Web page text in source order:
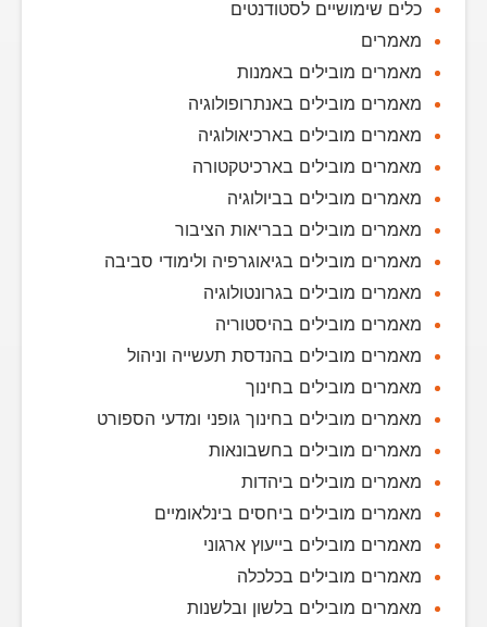
כלים שימושיים לסטודנטים
מאמרים
מאמרים מובילים באמנות
מאמרים מובילים באנתרופולוגיה
מאמרים מובילים בארכיאולוגיה
מאמרים מובילים בארכיטקטורה
מאמרים מובילים בביולוגיה
מאמרים מובילים בבריאות הציבור
מאמרים מובילים בגיאוגרפיה ולימודי סביבה
מאמרים מובילים בגרונטולוגיה
מאמרים מובילים בהיסטוריה
מאמרים מובילים בהנדסת תעשייה וניהול
מאמרים מובילים בחינוך
מאמרים מובילים בחינוך גופני ומדעי הספורט
מאמרים מובילים בחשבונאות
מאמרים מובילים ביהדות
מאמרים מובילים ביחסים בינלאומיים
מאמרים מובילים בייעוץ ארגוני
מאמרים מובילים בכלכלה
מאמרים מובילים בלשון ובלשנות